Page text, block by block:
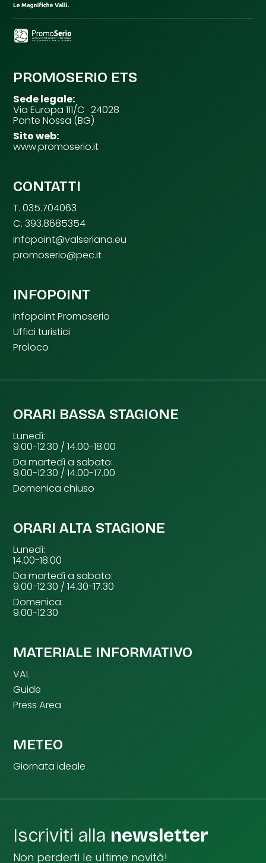
PROMOSERIO ETS
Sede legale:
Via Europa 111/C 24028
Ponte Nossa (BG)
Sito web:
www.promoserio.it
CONTATTI
T. 035.704063
C. 393.8685354
infopoint@valseriana.eu
promoserio@pec.it
INFOPOINT
Infopoint Promoserio
Uffici turistici
Proloco
ORARI BASSA STAGIONE
Lunedì:
9.00-12.30 / 14.00-18.00
Da martedì a sabato:
9.00-12.30 / 14.00-17.00
Domenica chiuso
ORARI ALTA STAGIONE
Lunedì:
14.00-18.00
Da martedì a sabato:
9.00-12.30 / 14.30-17.30
Domenica:
9.00-12.30
MATERIALE INFORMATIVO
VAL
Guide
Press Area
METEO
Giornata ideale
Iscriviti alla newsletter
Non perderti le ultime novità!